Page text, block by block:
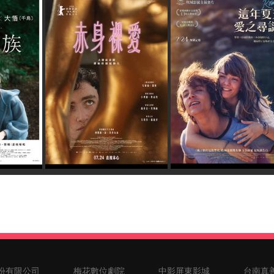
有限公司 梅花數位劇院 中影屏東影城 台南真